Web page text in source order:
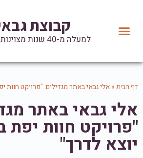
קבוצת
למעלה מ-40 שנות מצוינות בבנייה
דף הבית »אלי גבאי באתר מגדילים: "פרויקט חוות
אלי גבאי באתר
"פרויקט חוות יפת
יוצא לדרך"